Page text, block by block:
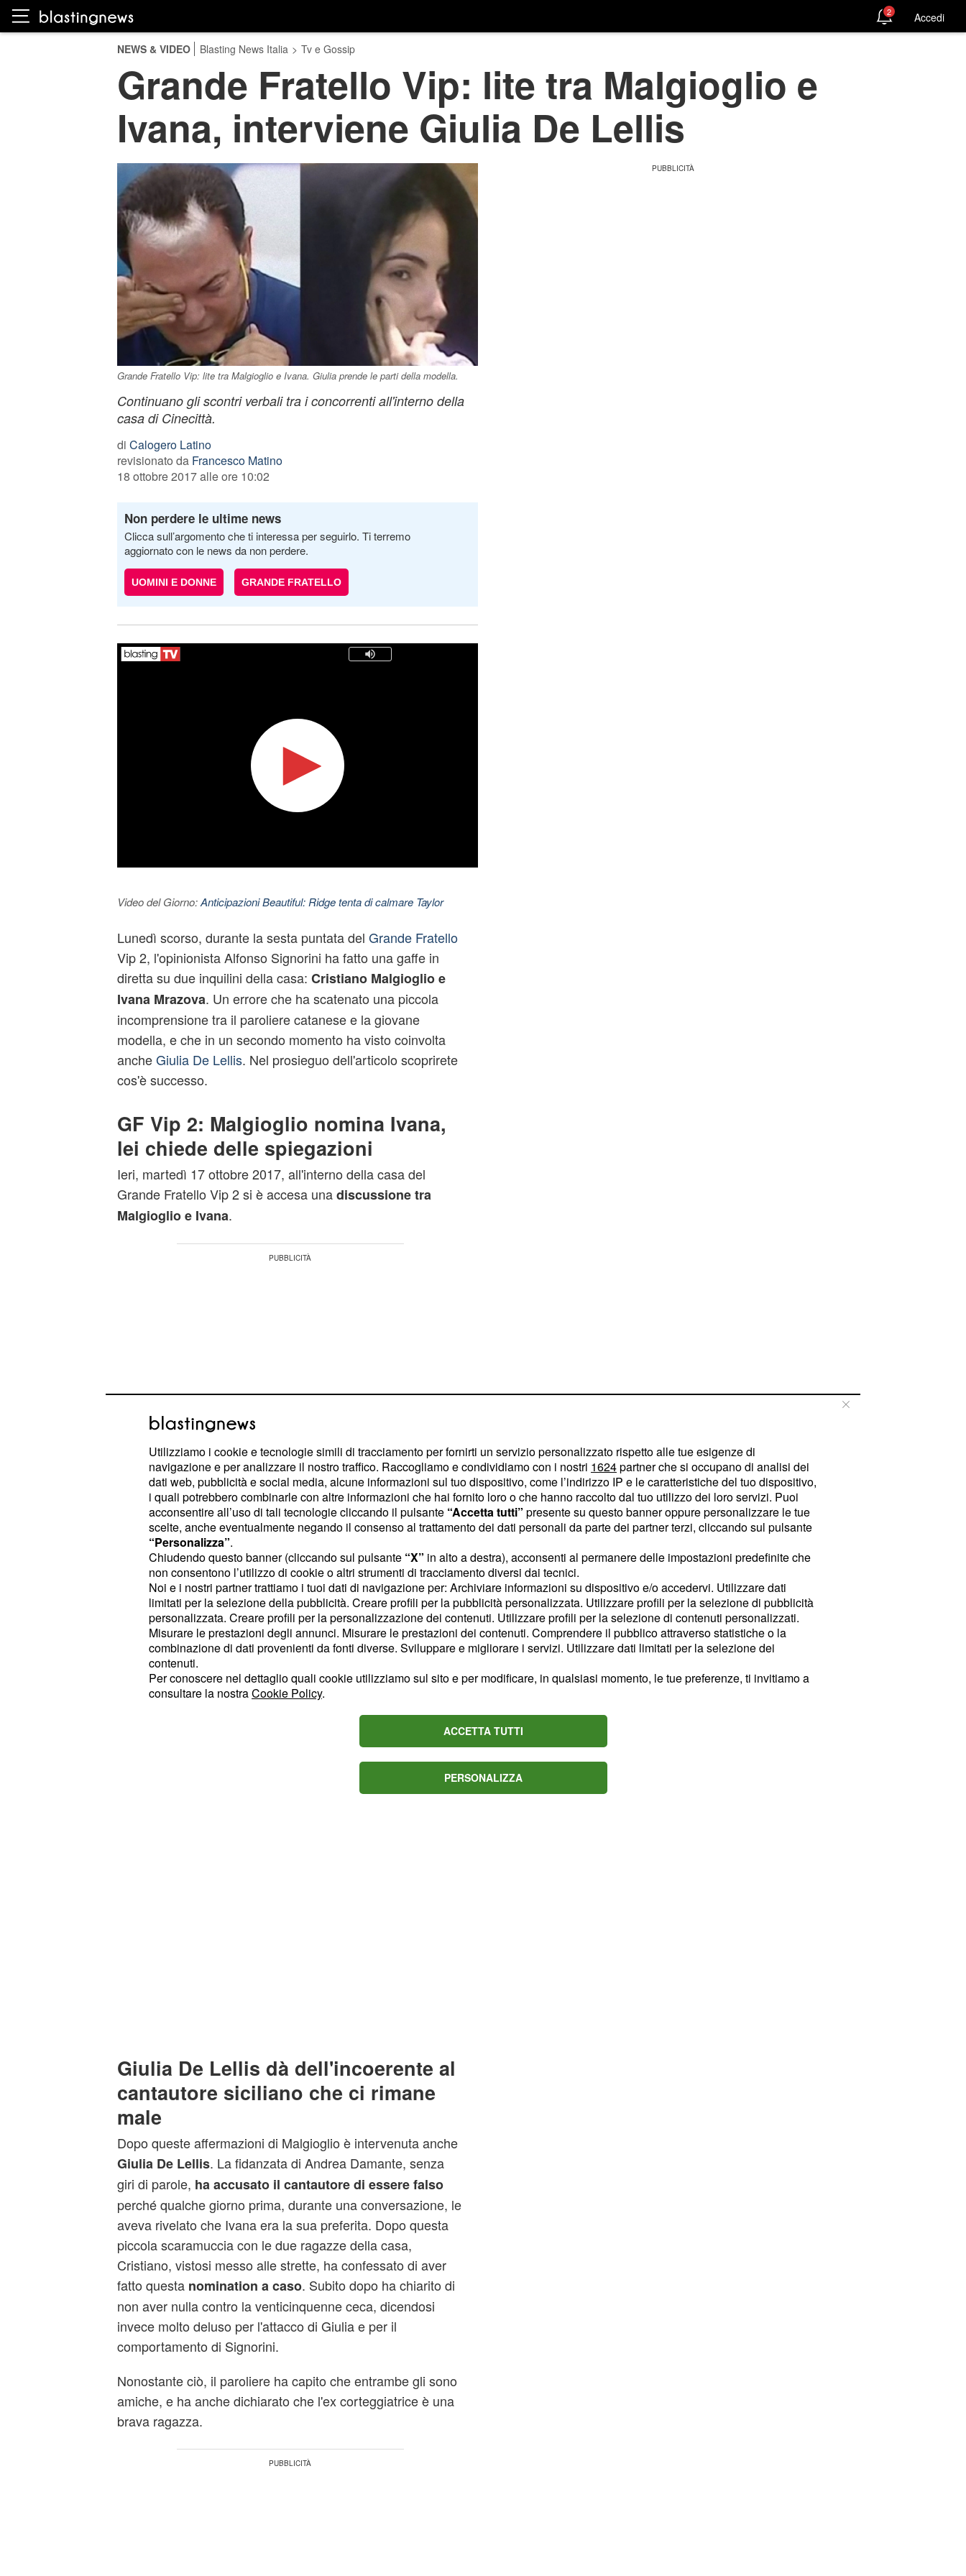
2 Accedi
NEWS & VIDEO Blasting News Italia > Tv e Gossip
Grande Fratello Vip: lite tra Malgioglio e
Ivana, interviene Giulia De Lellis
Grande Fratello Vip: lite tra Malgioglio e Ivana. Giulia prende le parti della modella.
Continuano gli scontri verbali tra i concorrenti all'interno della
casa di Cinecittà.
di Calogero Latino
revisionato da Francesco Matino
18 ottobre 2017 alle ore 10:02
Non perdere le ultime news
Clicca sull’argomento che ti interessa per seguirlo. Ti terremo
aggiornato con le news da non perdere.
UOMINI E DONNE GRANDE FRATELLO
Video del Giorno:Anticipazioni Beautiful: Ridge tenta di calmare Taylor
Lunedì scorso, durante la sesta puntata del Grande Fratello
Vip 2, l'opinionista Alfonso Signorini ha fatto una gaffe in
diretta su due inquilini della casa: Cristiano Malgioglioe
Ivana Mrazova. Un errore che ha scatenato una piccola
incomprensione tra il paroliere catanese e la giovane
modella, e che in un secondo momento ha visto coinvolta
ancheGiulia De Lellis. Nel prosieguo dell'articolo scoprirete
cos'è successo.
GF Vip 2: Malgioglio nomina Ivana,
lei chiede delle spiegazioni
Ieri, martedì 17 ottobre 2017, all'interno della casa del
Grande Fratello Vip 2 si è accesa unadiscussione tra
Malgioglio e Ivana.
Si è trattato di un diverbio piuttosto inatteso, visto che fino
ad oggi i due concorrenti erano sempre andati d'accordo. A
quanto pare, la "colpa" dell'incomprensione è da attribuire
ad Alfonso Signorini che, senza volerlo, lunedì sera ha
rivelato alla ragazza di esserestata nominata dal
cantautoresiciliano, chiedendole un parere sulla
motivazione.
A quel punto la top model, dopo la puntata, si è avvicinata a
Cristiano per avere delle spiegazioni. Quest'ultimo,
spiazzato dalla situazione, è rimasto visibilmente
imbarazzato, poi ha cercato di giustificarsi, affermando che
non gli rivolge nemmeno un saluto,e
Giulia De Lellis dà dell'incoerente al
cantautore siciliano che ci rimane
male
Dopo queste affermazioni di Malgioglio è intervenuta anche
Giulia De Lellis. La fidanzata di Andrea Damante, senza
giri di parole, ha accusato il cantautore di essere falso
perché qualche giorno prima, durante una conversazione, le
aveva rivelato che Ivana era la sua preferita. Dopo questa
piccola scaramuccia con le due ragazze della casa,
Cristiano, vistosi messo alle strette, ha confessato di aver
fatto questanomination a caso. Subito dopo ha chiarito di
non aver nulla contro la venticinquenne ceca, dicendosi
invece molto deluso per l'attacco di Giulia e per il
comportamento di Signorini.
Nonostante ciò, il paroliere ha capito che entrambe gli sono
amiche, e ha anche dichiarato che l'ex corteggiatrice è una
brava ragazza.
Utilizziamo i cookie e tecnologie simili di tracciamento per fornirti un servizio personalizzato rispetto alle tue esigenze di
navigazione e per analizzare il nostro traffico. Raccogliamo e condividiamo con i nostri 1624partner che si occupano di analisi dei
dati web, pubblicità e social media, alcune informazioni sul tuo dispositivo, come l’indirizzo IP e le caratteristiche del tuo dispositivo,
i quali potrebbero combinarle con altre informazioni che hai fornito loro o che hanno raccolto dal tuo utilizzo dei loro servizi. Puoi
acconsentire all’uso di tali tecnologie cliccando il pulsante “Accetta tutti” presente su questo banner oppure personalizzare le tue
scelte, anche eventualmente negando il consenso al trattamento dei dati personali da parte dei partner terzi, cliccando sul pulsante
“Personalizza”.
Chiudendo questo banner (cliccando sul pulsante “X” in alto a destra), acconsenti al permanere delle impostazioni predefinite che
non consentono l’utilizzo di cookie o altri strumenti di tracciamento diversi dai tecnici.
Noi e i nostri partner trattiamo i tuoi dati di navigazione per: Archiviare informazioni su dispositivo e/o accedervi. Utilizzare dati
limitati per la selezione della pubblicità. Creare profili per la pubblicità personalizzata. Utilizzare profili per la selezione di pubblicità
personalizzata. Creare profili per la personalizzazione dei contenuti. Utilizzare profili per la selezione di contenuti personalizzati.
Misurare le prestazioni degli annunci. Misurare le prestazioni dei contenuti. Comprendere il pubblico attraverso statistiche o la
combinazione di dati provenienti da fonti diverse. Sviluppare e migliorare i servizi. Utilizzare dati limitati per la selezione dei
contenuti.
Per conoscere nel dettaglio quali cookie utilizziamo sul sito e per modificare, in qualsiasi momento, le tue preferenze, ti invitiamo a
consultare la nostraCookie Policy.
ACCETTA TUTTI
PERSONALIZZA